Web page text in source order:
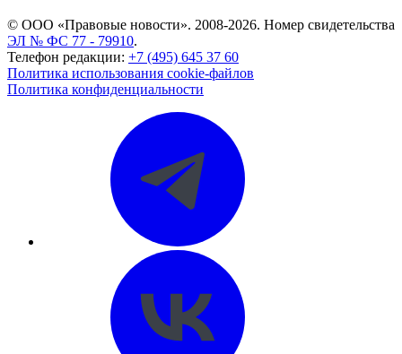
© ООО «Правовые новости». 2008-2026. Номер свидетельства
ЭЛ № ФС 77 - 79910.
Телефон редакции: +7 (495) 645 37 60
Политика использования cookie-файлов
Политика конфиденциальности